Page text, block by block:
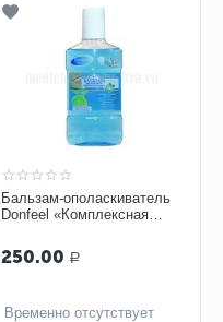
Бальзам-ополаскиватель
Donfeel «Комплексная
уход» 250 мл
250.00 Р
Временно отсутствует